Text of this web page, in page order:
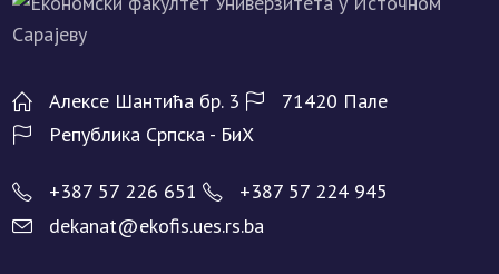
Алeксe Шантића бр. 3
71420 Палe
Рeпублика Српска - БиХ
+387 57 226 651
+387 57 224 945
dekanat@ekofis.ues.rs.ba